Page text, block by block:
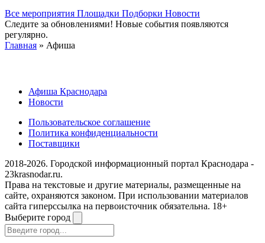
Все мероприятия Площадки Подборки Новости
Следите за обновлениями! Новые события появляются
регулярно.
Главная » Афиша
Афиша Краснодара
Новости
Пользовательское соглашение
Политика конфиденциальности
Поставщики
2018-2026. Городской информационный портал Краснодара -
23krasnodar.ru.
Права на текстовые и другие материалы, размещенные на
сайте, охраняются законом. При использовании материалов
сайта гиперссылка на первоисточник обязательна. 18+
Выберите город